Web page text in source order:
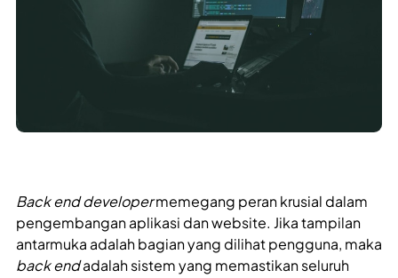
Back end developermemegang peran krusial dalam
pengembangan aplikasi dan website. Jika tampilan
antarmuka adalah bagian yang dilihat pengguna, maka
back endadalah sistem yang memastikan seluruh